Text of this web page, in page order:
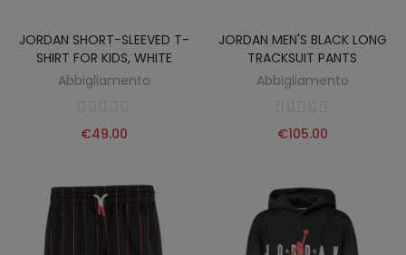
JORDAN SHORT-SLEEVED T-
SHIRT FOR KIDS, WHITE
Abbigliamento
€49.00
JORDAN MEN'S BLACK LONG
TRACKSUIT PANTS
Abbigliamento
€105.00